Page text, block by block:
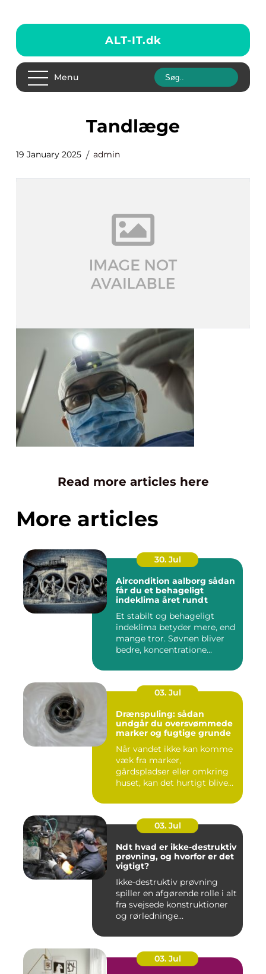
ALT-IT.dk
Menu
tandlæge
19 January 2025 admin
Read more articles here
More articles
30. Jul
Aircondition aalborg sådan
får du et behageligt
indeklima året rundt
Et stabilt og behageligt
indeklima betyder mere, end
mange tror. Søvnen bliver
bedre, koncentratione...
03. Jul
Drænspuling: sådan
undgår du oversvømmede
marker og fugtige grunde
Når vandet ikke kan komme
væk fra marker,
gårdspladser eller omkring
huset, kan det hurtigt blive
03. Jul
Ndt hvad er ikke-destruktiv
prøvning, og hvorfor er det
vigtigt?
Ikke-destruktiv prøvning
spiller en afgørende rolle i alt
fra svejsede konstruktioner
og rørledninge...
03. Jul